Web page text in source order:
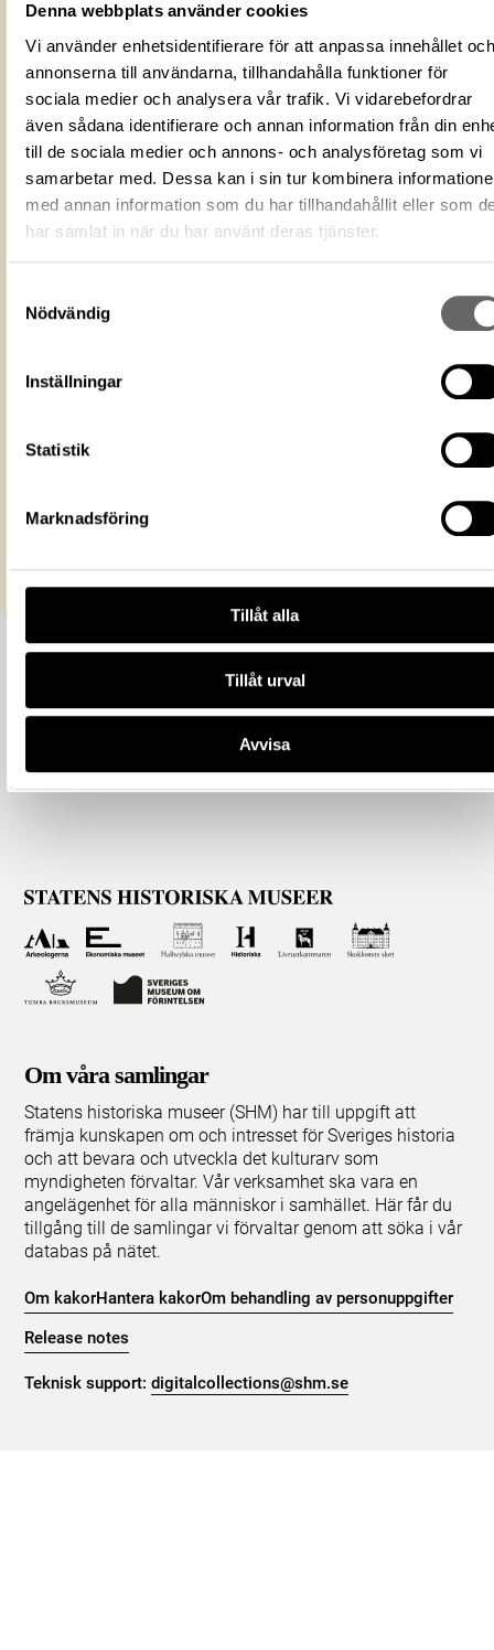
Denna webbplats använder cookies
Vi använder enhetsidentifierare för att anpassa innehållet och
annonserna till användarna, tillhandahålla funktioner för
sociala medier och analysera vår trafik. Vi vidarebefordrar
även sådana identifierare och annan information från din
till de sociala medier och annons- och analysföretag som vi
samarbetar med. Dessa kan i sin tur kombinera
med annan information som du har tillhandahållit eller som
har samlat in när du har använt deras tjänster.
Nödvändig
Inställningar
Statistik
Marknadsföring
Tillåt alla
Tillåt urval
Avvisa
Förmålsbenämning
Akvamanil
Ljusstake
Föremålsnummer
43105_HST
ID‑nummer
99d6928f-4850-4ea0-8d89-
Alternativt ID
DIG 61074
Fotograf
Bonnevier, Helena
Fotodatum 2022
Du får bearbeta och dela verket
https://samlingar.shm.se/media/
Mer information om licenser hos Statens historiska museer.
Om våra samlingar
Statens historiska museer (SHM) har till uppgift att
främja kunskapen om och intresset för Sveriges historia
och att bevara och utveckla det kulturarv som
myndigheten förvaltar. Vår verksamhet ska vara en
angelägenhet för alla människor i samhället. Här får du
tillgång till de samlingar vi förvaltar genom att söka i vår
databas på nätet.
Om kakorHantera kakorOm behandling av personuppgifter
Release notes
Teknisk support:digitalcollections@shm.se